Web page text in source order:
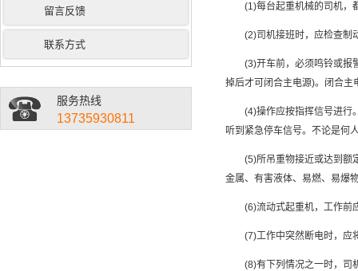
留言反馈
联系方式
服务热线
13735930811
(1)每台起重机械的司机，都
(2)司机接班时，应检查制动
(3)开车前，必须鸣铃或报警
掉后才可闭合主电源)。闭合主
(4)操作应按指挥信号进行。
听到紧急停车信号。不论是何
(5)所吊重物接近或达到额定
金属、有害液体、易燃、易爆
(6)流动式起重机，工作前应
(7)工作中突然断电时，应将
(8)有下列情况之一时，司